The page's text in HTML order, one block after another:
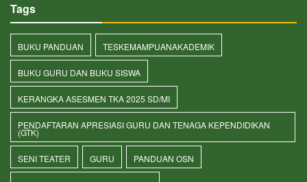
Tags
BUKU PANDUAN TESKEMAMPUANAKADEMIK
BUKU GURU DAN BUKU SISWA
KERANGKA ASESMEN TKA 2025 SD/MI
PENDAFTARAN APRESIASI GURU DAN TENAGA KEPENDIDIKAN
(GTK)
SENI TEATER GURU PANDUAN OSN